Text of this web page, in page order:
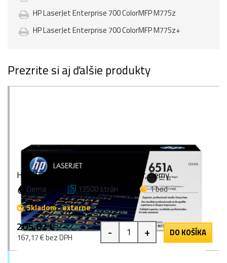
HP LaserJet Enterprise 700 ColorMFP M775z
HP LaserJet Enterprise 700 ColorMFP M775z+
Prezrite si aj ďalšie produkty
HP CE340A (651A), originálny toner, čierny
čierna 13500 strán
1 bod
Skladom - externe
205,62 €
167,17 € bez DPH - + DO KOŠÍKA